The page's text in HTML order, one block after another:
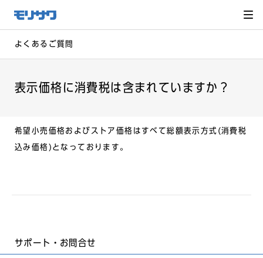
メ
ニュー
飛ばし
へ移動
よくあるご質問
表示価格に消費税は含まれていますか？
希望小売価格およびストア価格はすべて総額表示方式(消費税
込み価格)となっております。
サポート・お問合せ